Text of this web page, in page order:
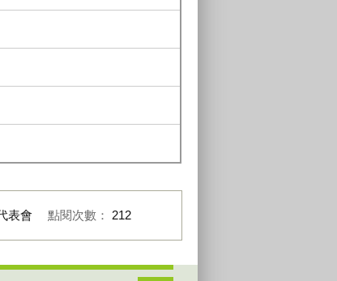
表會 點閱次數： 212